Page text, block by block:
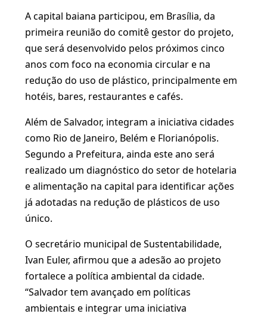
A capital baiana participou, em Brasília, da
primeira reunião do comitê gestor do projeto,
que será desenvolvido pelos próximos cinco
anos com foco na economia circular e na
redução do uso de plástico, principalmente em
hotéis, bares, restaurantes e cafés.
Além de Salvador, integram a iniciativa cidades
como Rio de Janeiro, Belém e Florianópolis.
Segundo a Prefeitura, ainda este ano será
realizado um diagnóstico do setor de hotelaria
e alimentação na capital para identificar ações
já adotadas na redução de plásticos de uso
único.
O secretário municipal de Sustentabilidade,
Ivan Euler, afirmou que a adesão ao projeto
fortalece a política ambiental da cidade.
“Salvador tem avançado em políticas
ambientais e integrar uma iniciativa